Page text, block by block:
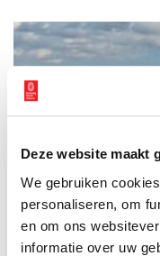
Deze website maakt
We gebruiken
personaliseren, om
en om ons
informatie over uw
Om veenterpen van de
te kunnen beschermen,
Noord-Holland met
erbij liggen.